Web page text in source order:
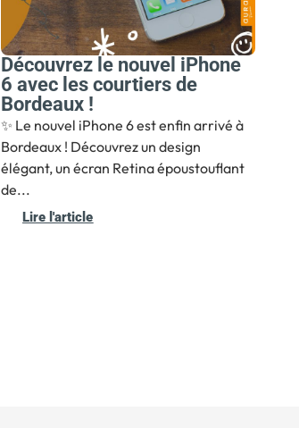
Découvrez le nouvel iPhone
6 avec les courtiers de
Bordeaux !
✨ Le nouvel iPhone 6 est enfin arrivé à
Bordeaux ! Découvrez un design
élégant, un écran Retina époustouflant
de...
Lire l'article